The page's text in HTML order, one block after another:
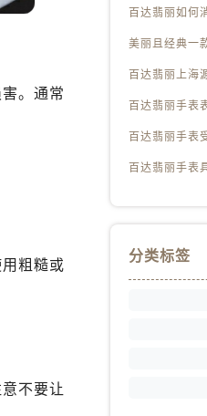
。通常
粗糙或
不要让
百达翡丽如何
百达翡丽手表
分类标签